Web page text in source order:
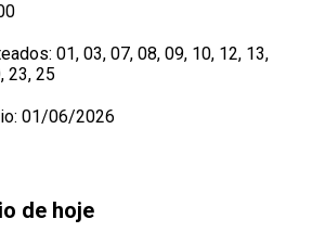
01, 03, 07, 08, 09, 10, 12, 13,
23, 25
01/06/2026
de hoje